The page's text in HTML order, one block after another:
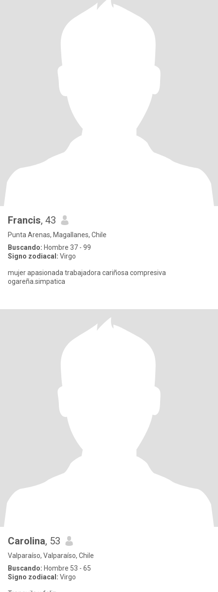
Francis, 43
Punta Arenas, Magallanes, Chile
Buscando: Hombre 37 - 99
Signo zodiacal: Virgo
mujer apasionada trabajadora cariñosa compresiva
ogareña.simpatica
Carolina, 53
Valparaíso, Valparaíso, Chile
Buscando: Hombre 53 - 65
Signo zodiacal: Virgo